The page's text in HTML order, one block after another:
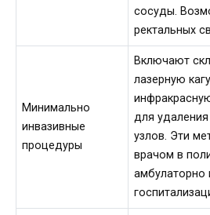
сосуды.
ректальных
Минимально
инвазивные
процедуры
Включают
лазерную
для
узлов. Эти
врачом в
амбулаторно